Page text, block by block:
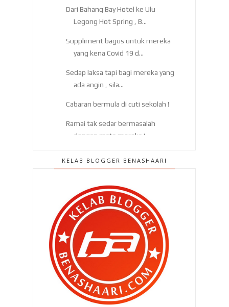
Dari Bahang Bay Hotel ke Ulu
Legong Hot Spring , B...
Suppliment bagus untuk mereka
yang kena Covid 19 d...
Sedap laksa tapi bagi mereka yang
ada angin , sila...
Cabaran bermula di cuti sekolah !
Ramai tak sedar bermasalah
dengan mata mereka !
bersama anak anak ?
Aku tak punya ramai kawan..
Tips mudah hilangkan lemak di
perut !
Kawan Facebook aku ni ada PCOS
dan dia boleh menga...
Urut atau fisioterapi ? Mana lagi ok ?
Cara aku hilangkan buncit !
KELAB BLOGGER BENASHAARI